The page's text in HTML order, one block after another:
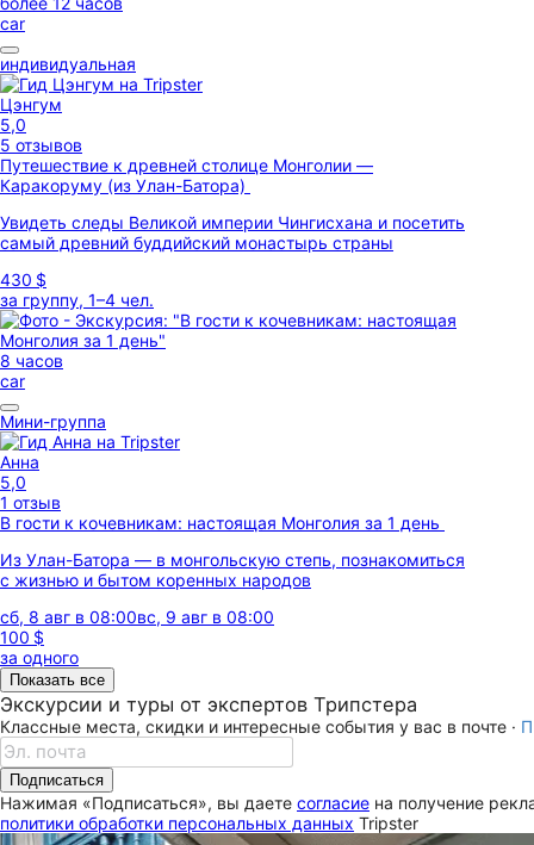
car
индивидуальная
Цэнгум
5,0
5 отзывов
Путешествие к древней столице Монголии —
Каракоруму (из Улан-Батора)
Увидеть следы Великой империи Чингисхана и посетить
самый древний буддийский монастырь страны
430 $
за группу, 1–4 чел.
8 часов
car
Мини-группа
Aнна
5,0
1 отзыв
В гости к кочевникам: настоящая Монголия за 1 день
Из Улан-Батора — в монгольскую степь, познакомиться
с жизнью и бытом коренных народов
сб, 8 авг в 08:00вс, 9 авг в 08:00
100 $
за одного
Показать все
Экскурсии и туры от экспертов Трипстера
Классные места, скидки и интересные события у вас в почте ·
Подписаться
Нажимая «Подписаться», вы даете согласие на получение
политики обработки персональных данных Tripster